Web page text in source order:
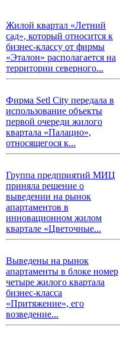
Жилой квартал «Летний
сад», который относится к
бизнес-классу от фирмы
«Эталон» располагается на
территории северного...
Фирма Setl City передала в
использование объекты
первой очереди жилого
квартала «Палацио»,
относящегося к...
Группа предприятий МИЦ
приняла решение о
выведении на рынок
апартаментов в
инновационном жилом
квартале «Цветочные...
Выведены на рынок
апартаменты в блоке номер
четыре жилого квартала
бизнес-класса
«Притяжение», его
возведение...